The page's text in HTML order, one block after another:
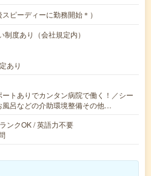
ピーディーに勤務開始＊）
度あり（会社規定内）
あり
トありでカンタン病院で働く！／シー
風呂などの介助環境整備その他…
ンクOK / 英語力不要